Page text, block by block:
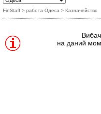
FinStaff > работа Одеса > Казначейство
на даний